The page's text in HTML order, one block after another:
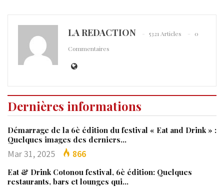
LA REDACTION 5321 Articles
0
Commentaires
Dernières informations
Démarrage de la 6è édition du festival « Eat and Drink » :
Quelques images des derniers…
Mar 31, 2025 866
Eat & Drink Cotonou festival, 6è édition: Quelques
restaurants, bars et lounges qui…